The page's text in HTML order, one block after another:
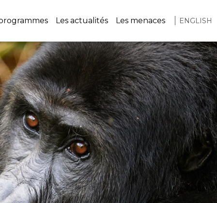
Les actualités Les menaces ENGLISH